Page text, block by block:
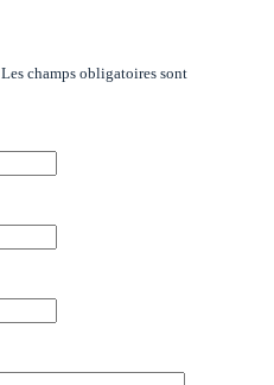
Les champs obligatoires sont